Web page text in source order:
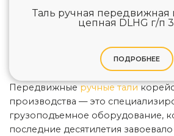
Таль ручная передвижная
цепная DLHG г/п
ПОДРОБНЕЕ
Передвижныеручные тали
производства — это
грузоподъемное оборудование,
последние десятилетия